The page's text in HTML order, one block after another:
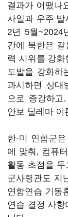
결과가 어땠나
사일과 우주
2년 5월~2024
간에 북한은
력 시위를 강화
도발을 강화하
과시하면 상대
으로 증강하고
안보 딜레마 이
한·미 연합군
에 맞춰, 컴퓨
활동 초점을 두
군사령관도 지
연합연습 기동
연습 결정 사